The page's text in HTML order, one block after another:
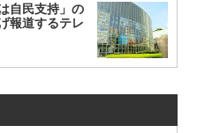
自民支持」の
報道するテレ